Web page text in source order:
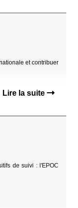
et contribuer
Lire la suite
de suivi : l'EPOC